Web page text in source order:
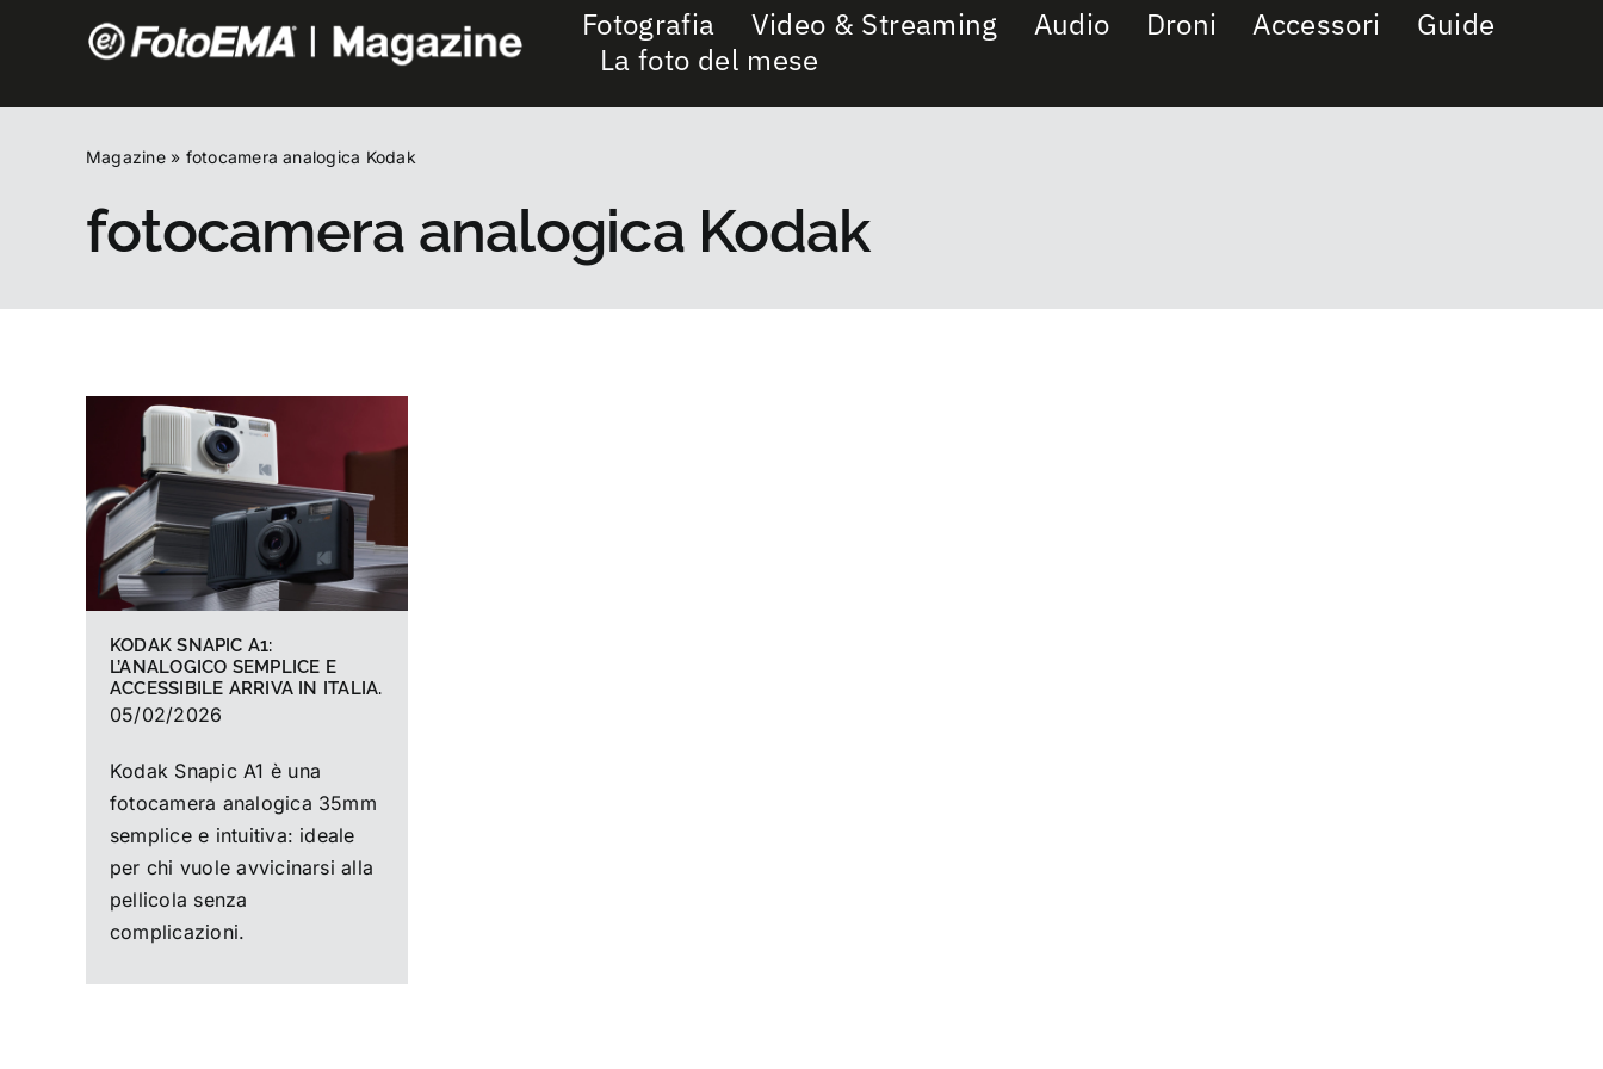
Fotografia Video & Streaming Audio Droni Accessori
Guide
La foto del mese
Magazine» fotocamera analogica Kodak
fotocamera analogica Kodak
KODAK SNAPIC A1:
L’ANALOGICO SEMPLICE E
ACCESSIBILE ARRIVA IN ITALIA.
05/02/2026
Kodak Snapic A1 è una
fotocamera analogica 35mm
semplice e intuitiva: ideale
per chi vuole avvicinarsi alla
pellicola senza
complicazioni.